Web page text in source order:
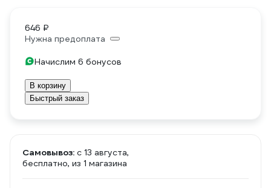
646 ₽
Нужна предоплата
Начислим 6 бонусов
В корзину
Быстрый заказ
Самовывоз: c 13 августа,
бесплатно, из 1 магазина